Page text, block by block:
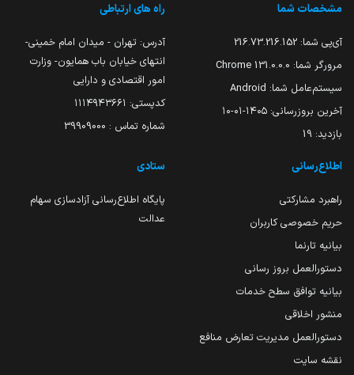
مشخصات شما
آی‌پی شما: 216.73.216.152
مرورگر شما: 131.0.0.0 Chrome
سیستم‌عامل شما: Android
آخرین بروزرسانی: ۱۴۰۵-۰۱-۱۰
بازدید: 19
راه های ارتباطی
آدرس: تهران - میدان امام خمینی-
انتهای خیابان باب همایون- وزارت
امور اقتصادی و دارایی
کدپستی: ۱۱۱۴۹۴۳۶۶۱
شماره تماس : 39909000
اطلاع‌رسانی
راهبرد مشارکتی
حریم خصوصی کاربران
بیانیه تارنما
دستورالعمل بروز رسانی
بیانیه توافق سطح خدمات
منشور اخلاقی
دستورالعمل مدیریت تعارض منافع
نقشه سایت
ستادی
پایگاه اطلاع‌رسانی آزادسازی سهام
عدالت